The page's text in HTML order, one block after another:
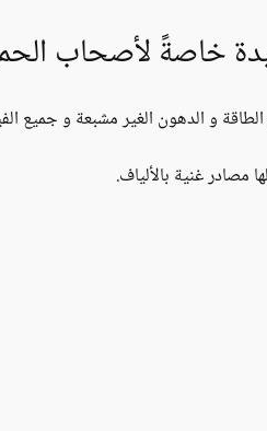
خاصةً لأصحاب
و الدهون الغير مشبعة و جميع
مصادر غنية بالألياف.